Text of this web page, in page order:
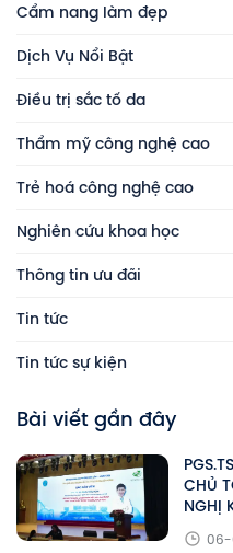
Cẩm nang làm đẹp
Dịch Vụ Nổi Bật
Điều trị sắc tố da
Thẩm mỹ công nghệ cao
Trẻ hoá công nghệ cao
Nghiên cứu khoa học
Thông tin ưu đãi
Tin tức
Tin tức sự kiện
Bài viết gần đây
CHỦ
NGHỊ